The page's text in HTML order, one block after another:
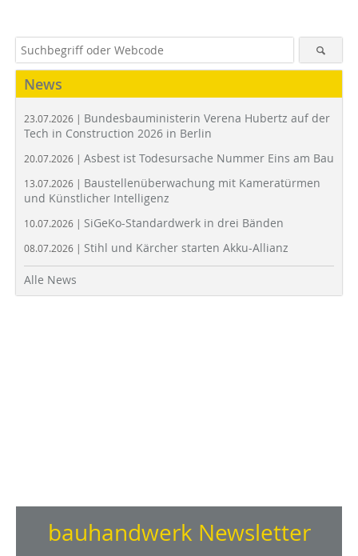
News
23.07.2026 | Bundesbauministerin Verena Hubertz auf der
Tech in Construction 2026 in Berlin
20.07.2026 | Asbest ist Todesursache Nummer Eins am Bau
13.07.2026 | Baustellenüberwachung mit Kameratürmen
und Künstlicher Intelligenz
10.07.2026 | SiGeKo-Standardwerk in drei Bänden
08.07.2026 | Stihl und Kärcher starten Akku-Allianz
Alle News
bauhandwerk Newsletter